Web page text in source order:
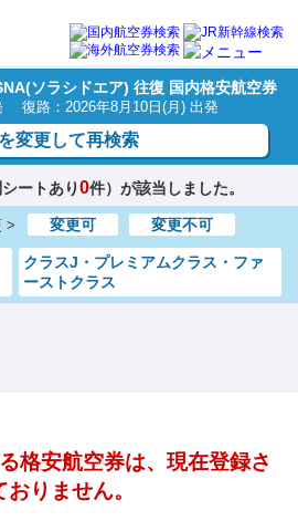
ソラシドエア) 往復 国内格安航空券
復路：2026年8月10日(月) 出発
変更して再検索
ートあり0件）が該当しました。
> 変更可 変更不可
クラスJ・プレミアムクラス・ファ
ーストクラス
格安航空券は、現在登録さ
おりません。